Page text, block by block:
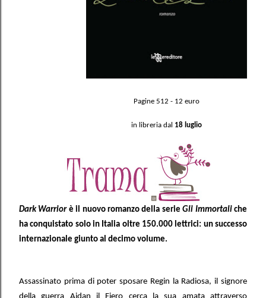
Pagine 512 - 12 euro
in libreria dal 18 luglio
Dark Warrior è il nuovo romanzo della serieGli Immortaliche
ha conquistato solo in Italia oltre 150.000 lettrici: un successo
internazionale giunto al decimo volume.
Assassinato prima di poter sposare Regin la Radiosa, il signore